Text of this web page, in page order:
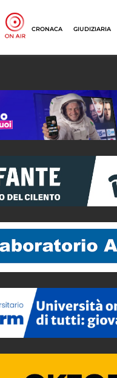
CRONACA GIUDIZIARIA